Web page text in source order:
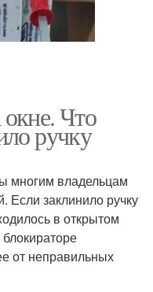
Что
ручку
многим владельцам
заклинило ручку
в открытом
от неправильных